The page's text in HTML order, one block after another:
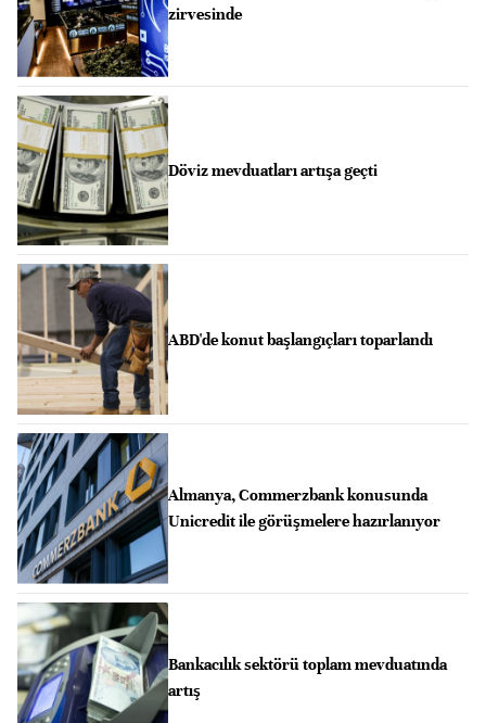
zirvesinde
Döviz mevduatları artışa geçti
ABD'de konut başlangıçları toparlandı
Almanya, Commerzbank konusunda
Unicredit ile görüşmelere hazırlanıyor
Bankacılık sektörü toplam mevduatında
artış